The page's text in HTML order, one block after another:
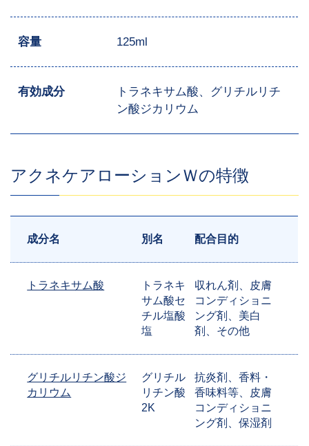
容量 125ml
有効成分
トラネキサム酸、グリチルリチ
ン酸ジカリウム
アクネケアローションＷの特徴
成分名 別名 配合目的
トラネキサム酸
トラネキ
サム酸セ
チル塩酸
塩
収れん剤、皮膚
コンディショニ
ング剤、美白
剤、その他
グリチルリチン酸ジ
カリウム
グリチル
リチン酸
2K
抗炎剤、香料・
香味料等、皮膚
コンディショニ
ング剤、保湿剤